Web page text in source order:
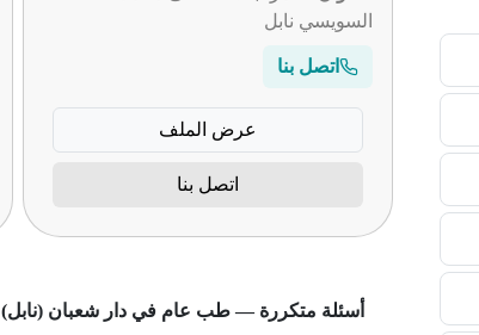
السويسي نابل
اتصل بنا
عرض الملف
اتصل بنا
أسئلة متكررة — طب عام في دار شعبان (نابل)